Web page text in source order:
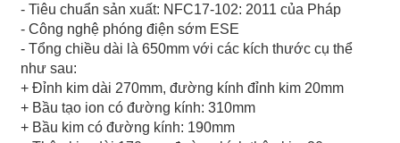
- Tiêu chuẩn sản xuất: NFC17-102: 2011 của Pháp
- Công nghệ phóng điện sớm ESE
- Tổng chiều dài là 650mm với các kích thước cụ thể
như sau:
+ Đỉnh kim dài 270mm, đường kính đỉnh kim 20mm
+ Bầu tạo ion có đường kính: 310mm
+ Bầu kim có đường kính: 190mm